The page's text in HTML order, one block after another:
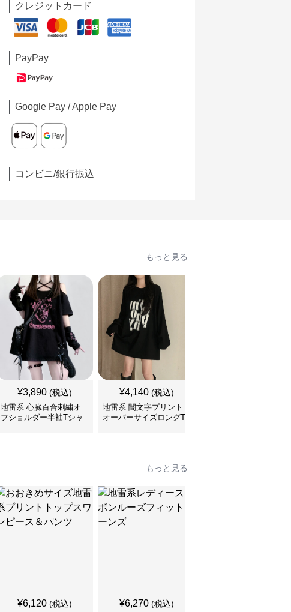
クレジットカード
PayPay
Google Pay / Apple Pay
コンビニ/銀行振込
もっと見る
¥3,890 (税込)
地雷系 心臓百合刺繍オ
フショルダー半袖Tシャ
¥4,140 (税込)
地雷系 闇文字プリント
オーバーサイズロングT
もっと見る
¥6,120 (税込) ¥6,270 (税込)